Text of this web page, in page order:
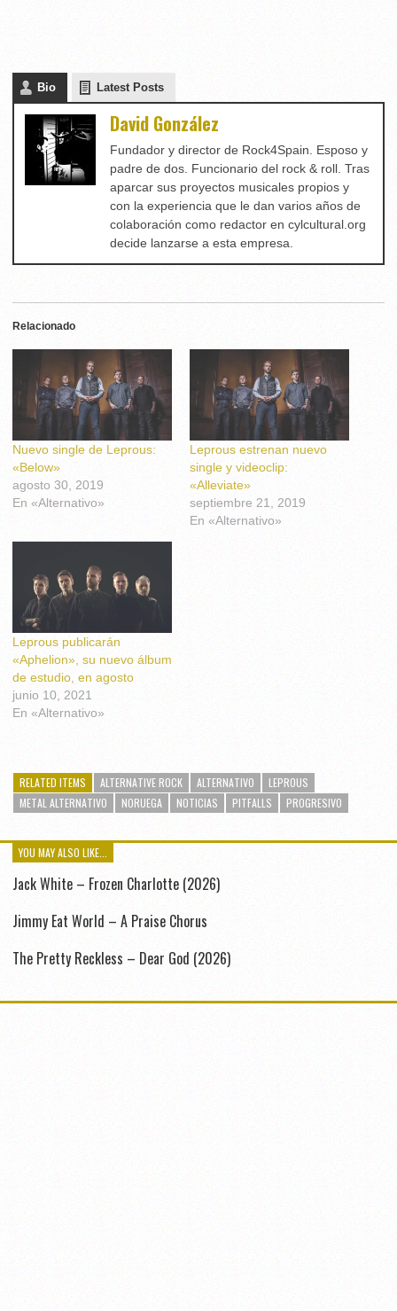
Bio Latest Posts
David González
Fundador y director de Rock4Spain. Esposo y
padre de dos. Funcionario del rock & roll. Tras
aparcar sus proyectos musicales propios y
con la experiencia que le dan varios años de
colaboración como redactor en cylcultural.org
decide lanzarse a esta empresa.
Relacionado
Nuevo single de Leprous:
«Below»
agosto 30, 2019
En «Alternativo»
Leprous estrenan nuevo
single y videoclip:
«Alleviate»
septiembre 21, 2019
En «Alternativo»
Leprous publicarán
«Aphelion», su nuevo álbum
de estudio, en agosto
junio 10, 2021
En «Alternativo»
RELATED ITEMS ALTERNATIVE ROCK ALTERNATIVO
LEPROUS
METAL ALTERNATIVO
NORUEGA NOTICIAS PITFALLS PROGRESIVO
YOU MAY ALSO LIKE...
Jack White – Frozen Charlotte (2026)
Jimmy Eat World – A Praise Chorus
The Pretty Reckless – Dear God (2026)